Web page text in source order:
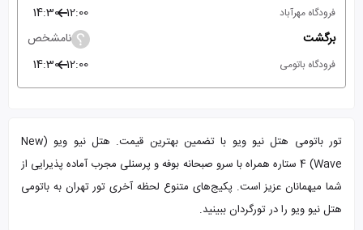
فرودگاه مهرآباد 12:00
14:30
برگشت
نامشخص
فرودگاه باتومی 12:00
14:30
تور باتومی هتل نیو ویو با تضمین بهترین قیمت. هتل نیو ویو (New
Wave) 4 ستاره همراه با سرو صبحانه بوفه و پرسنلی مجرب آماده پذیرایی از
شما میهمانان عزیز است. پکیج‌های متنوع لحظه آخری تور تهران به باتومی
هتل نیو ویو را در تورگردان ببینید.